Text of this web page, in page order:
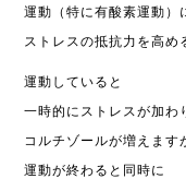
運動（特に有酸素運動）
ストレスの抵抗力を高め
運動していると
一時的にストレスが加わ
コルチゾールが増えます
運動が終わると同時に